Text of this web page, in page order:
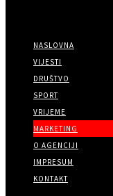
NASLOVNA
VIJESTI
DRUŠTVO
SPORT
VRIJEME
MARKETING
O AGENCIJI
IMPRESUM
KONTAKT